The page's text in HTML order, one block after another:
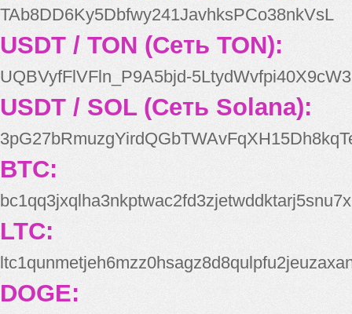
TAb8DD6Ky5Dbfwy241JavhksPCo38nkVsL
USDT / TON (Сеть TON):
UQBVyfFlVFln_P9A5bjd-
USDT / SOL (Сеть Solana):
BTC:
bc1qq3jxqlha3nkptwac2fd3zjetwddktarj5snu7x
LTC:
DOGE: